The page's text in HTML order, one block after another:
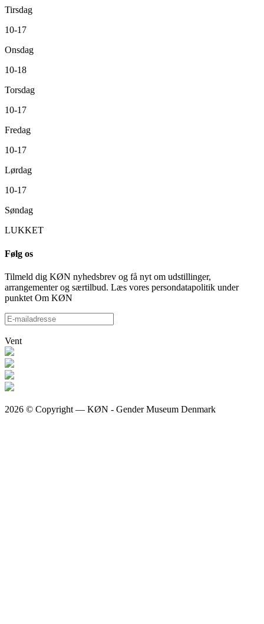
Tirsdag
10-17
Onsdag
10-18
Torsdag
10-17
Fredag
10-17
Lørdag
10-17
Søndag
LUKKET
Følg os
Tilmeld dig KØN nyhedsbrev og få nyt om udstillinger,
arrangementer og særtilbud. Læs vores persondatapolitik under
punktet Om KØN
Vent
2026 © Copyright — KØN - Gender Museum Denmark